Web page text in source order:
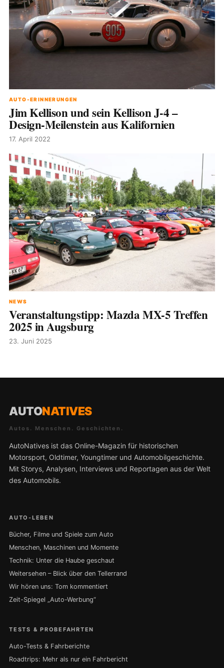
AUTO-ERINNERUNGEN
Jim Kellison und sein Kellison J-4 –
Design-Meilenstein aus Kalifornien
17. April 2022
NEWS
Veranstaltungstipp: Mazda MX-5 Treffen
2025 in Augsburg
23. Juni 2025
AUTONATIVES
Autos. Menschen. Geschichten.
AutoNatives ist das Online-Magazin für historischen
Motorsport, Oldtimer, Youngtimer und Automobilgeschichte.
Mit Storys, Analysen, Interviews und Reportagen aus der Welt
des Automobils.
AUTO-LEBEN
Bücher, Filme und Spiele zum Auto
Menschen, Maschinen und Momente
Technik: Unter die Haube geschaut
Weitersehen – Blick über den Tellerrand
Wir hören uns: Tom kommentiert
Zeit-Spiegel „Auto-Werbung“
TESTS & PROBEFAHRTEN
Auto-Tests & Fahrberichte
Roadtrips: Mehr als nur ein Fahrbericht